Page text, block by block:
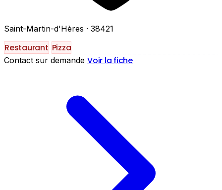
Saint-Martin-d'Hères · 38421
Restaurant Pizza
Contact sur demande Voir la fiche